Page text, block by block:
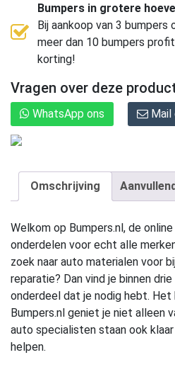
Bumpers in grotere
Bij aankoop van 3 bumpers
meer dan 10 bumpers
korting!
Vragen over deze
WhatsApp ons Mail
Omschrijving
Welkom op Bumpers.nl, de
onderdelen voor echt alle
zoek naar auto materialen voor
reparatie? Dan vind je binnen
onderdeel dat je nodig hebt. Het
Bumpers.nl geniet je niet alleen
auto specialisten staan ook
helpen.